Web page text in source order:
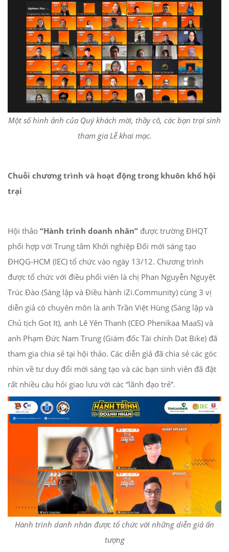
Một số hình ảnh của Quý khách mời, thầy cô, các bạn trại sinh
tham gia Lễ khai mạc.
Chuỗi chương trình và hoạt động trong khuôn khổ hội
trại
Hội thảo “Hành trình doanh nhân” được trường ĐHQT
phối hợp với Trung tâm Khởi nghiệp Đối mới sáng tạo
ĐHQG-HCM (IEC) tổ chức vào ngày 13/12. Chương trình
được tổ chức với điều phối viên là chị Phan Nguyễn Nguyệt
Trúc Đào (Sáng lập và Điều hành iZi.Community) cùng 3 vị
diễn giả có chuyên môn là anh Trần Việt Hùng (Sáng lập và
Chủ tịch Got It), anh Lê Yên Thanh (CEO Phenikaa MaaS) và
anh Phạm Đức Nam Trung (Giám đốc Tài chính Dat Bike) đã
tham gia chia sẻ tại hội thảo. Các diễn giả đã chia sẻ các góc
nhìn về tư duy đổi mới sáng tạo và các bạn sinh viên đã đặt
rất nhiều câu hỏi giao lưu với các “lãnh đạo trẻ”.
Hành trình danh nhân được tổ chức với những diễn giả ấn
tượng